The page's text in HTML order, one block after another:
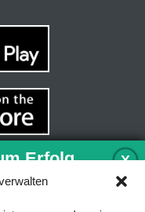
X
Erfolg